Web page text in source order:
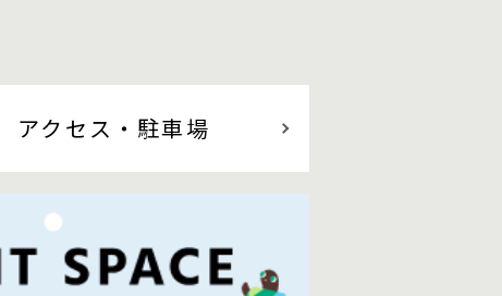
アクセス ・駐車場